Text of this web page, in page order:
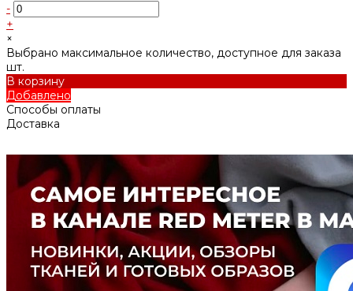
-
+
×
Выбрано максимальное количество, доступное для заказа
шт.
В корзину
Добавлено
Способы оплаты
Доставка